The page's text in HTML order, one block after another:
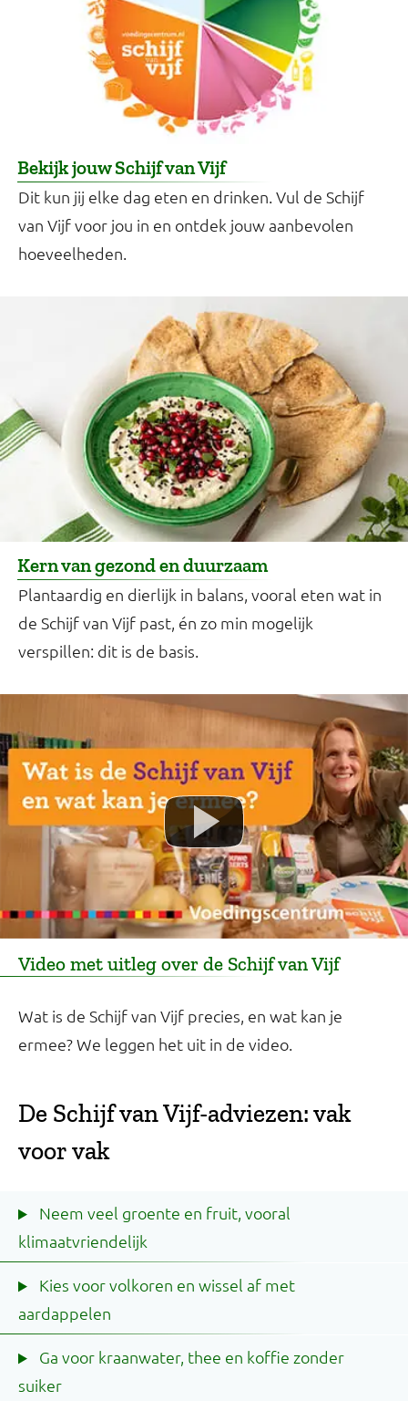
Bekijk jouw Schijf van Vijf
Dit kun jij elke dag eten en drinken. Vul de Schijf
van Vijf voor jou in en ontdek jouw aanbevolen
hoeveelheden.
Kern van gezond en duurzaam
Plantaardig en dierlijk in balans, vooral eten wat in
de Schijf van Vijf past, én zo min mogelijk
verspillen: dit is de basis.
Video met uitleg over de Schijf van Vijf
Wat is de Schijf van Vijf precies, en wat kan je
ermee? We leggen het uit in de video.
De Schijf van Vijf-adviezen: vak
voor vak
Neem veel groente en fruit, vooral
klimaatvriendelijk
Kies voor volkoren en wissel af met
aardappelen
Ga voor kraanwater, thee en koffie zonder
suiker